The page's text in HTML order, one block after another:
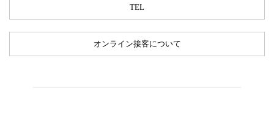
TEL
オンライン接客について